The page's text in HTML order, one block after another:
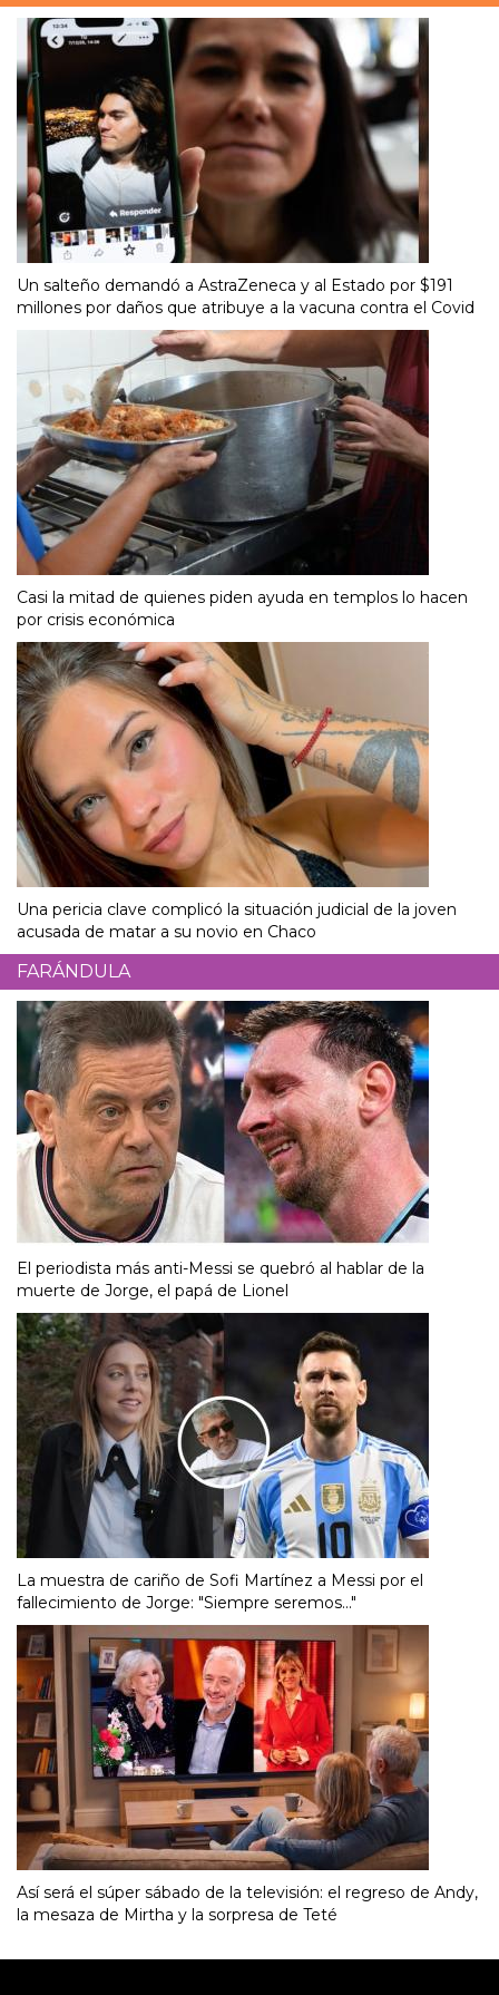
Un salteño demandó a AstraZeneca y al Estado por $191
millones por daños que atribuye a la vacuna contra el Covid
Casi la mitad de quienes piden ayuda en templos lo hacen
por crisis económica
Una pericia clave complicó la situación judicial de la joven
acusada de matar a su novio en Chaco
FARÁNDULA
El periodista más anti-Messi se quebró al hablar de la
muerte de Jorge, el papá de Lionel
La muestra de cariño de Sofi Martínez a Messi por el
fallecimiento de Jorge: "Siempre seremos..."
Así será el súper sábado de la televisión: el regreso de Andy,
la mesaza de Mirtha y la sorpresa de Teté